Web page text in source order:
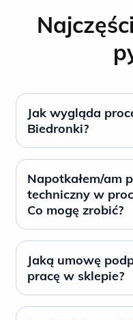
Jak wygląda
Biedronki?
Napotkałem/am
techniczny w
Co mogę zrobić?
Jaką umowę
pracę w sklepie?